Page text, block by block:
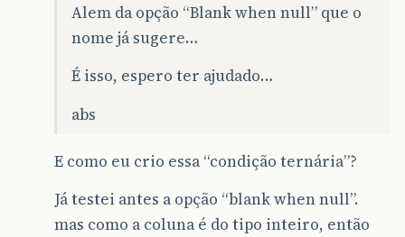
Alem da opção “Blank when null” que o
nome já sugere…
É isso, espero ter ajudado…
abs
E como eu crio essa “condição ternária”?
Já testei antes a opção “blank when null”.
mas como a coluna é do tipo inteiro, então